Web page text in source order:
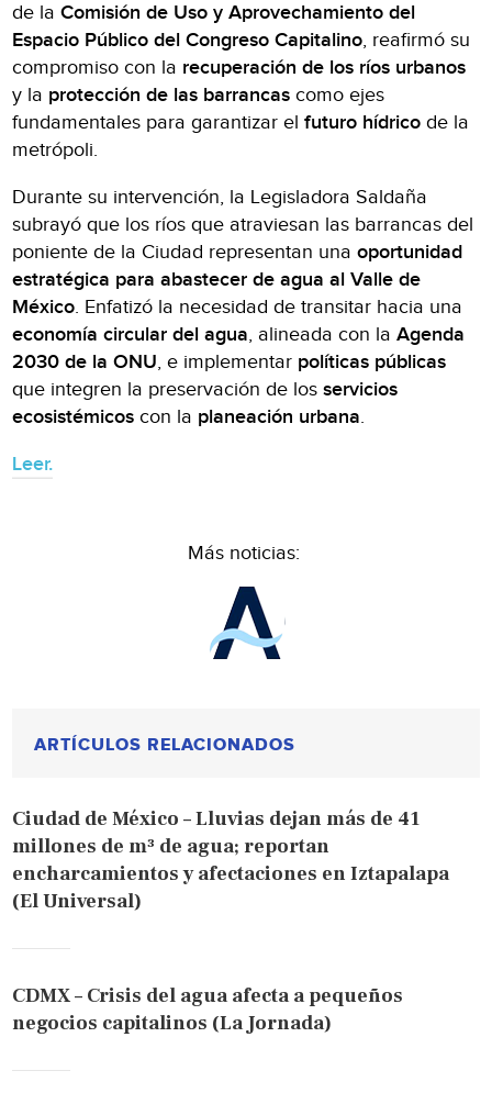
de laComisión de Uso y Aprovechamiento del
Espacio Público del Congreso Capitalino, reafirmó su
compromiso con la recuperación de los ríos urbanos
y la protección de las barrancas como ejes
fundamentales para garantizar elfuturo hídrico de la
metrópoli.
Durante su intervención, la Legisladora Saldaña
subrayó que los ríos que atraviesan las barrancas del
poniente de la Ciudad representan unaoportunidad
estratégica para abastecer de agua al Valle de
México. Enfatizó la necesidad de transitar hacia una
economía circular del agua, alineada con laAgenda
2030 de la ONU, e implementar políticas públicas
que integren la preservación de losservicios
ecosistémicos con la planeación urbana.
Leer.
Más noticias:
ARTÍCULOS RELACIONADOS
Ciudad de México – Lluvias dejan más de 41
millones de m³ de agua; reportan
encharcamientos y afectaciones en Iztapalapa
(El Universal)
CDMX – Crisis del agua afecta a pequeños
negocios capitalinos (La Jornada)